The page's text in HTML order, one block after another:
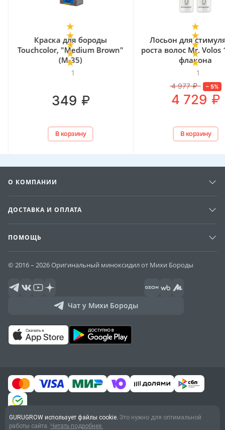
1
Краска для бороды
Touchcolor, "Medium Brown"
(M-35)
349 ₽
В корзину
1
Лосьон для
роста волос Mr. Volos
флакона
4 977 ₽ – 5%
4 729 ₽
В корзину
О КОМПАНИИ
ДОСТАВКА И ОПЛАТА
ПОМОЩЬ
© 2016 – 2026 Оригинальный миноксидил от Михи Бороды
Чат у Михи Бороды
Договор оферты
GURUGROW использует файлы cookie. Это нужно для оптимальной
работы сайта. Читать подробнее.